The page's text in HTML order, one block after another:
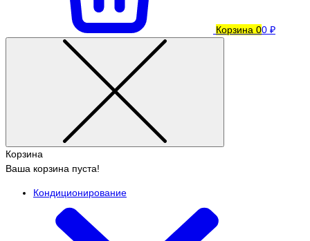
Корзина 00 ₽
Корзина
Ваша корзина пуста!
Кондиционирование